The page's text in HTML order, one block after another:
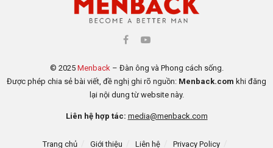
© 2025 Menback– Đàn ông và Phong cách sống.
Được phép chia sẻ bài viết, đề nghị ghi rõ nguồn: Menback.com khi đăng
lại nội dung từ website này.
Liên hệ hợp tác: media@menback.com
Trang chủ Giới thiệu Liên hệ Privacy Policy